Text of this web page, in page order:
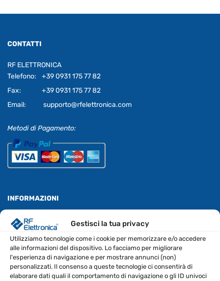
Gestisci la tua privacy
Utilizziamo tecnologie come i cookie per memorizzare e/o accedere
alle informazioni del dispositivo. Lo facciamo per migliorare
l'esperienza di navigazione e per mostrare annunci (non)
personalizzati. Il consenso a queste tecnologie ci consentirà di
elaborare dati quali il comportamento di navigazione o gli ID univoci
CONTATTI
RF ELETTRONICA
Telefono:
+39 0931 175 77 82
Fax:
+39 0931 175 77 82
Email:
supporto@rfelettronica.com
Metodi di Pagamento:
INFORMAZIONI
Chi Siamo
Privacy Policy
Termini e Condizioni
Come usiamo i Cookies